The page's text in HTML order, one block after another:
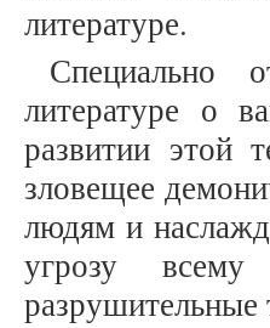
литературе.
Специально
литературе о
развитии этой
зловещее
людям и
угрозу